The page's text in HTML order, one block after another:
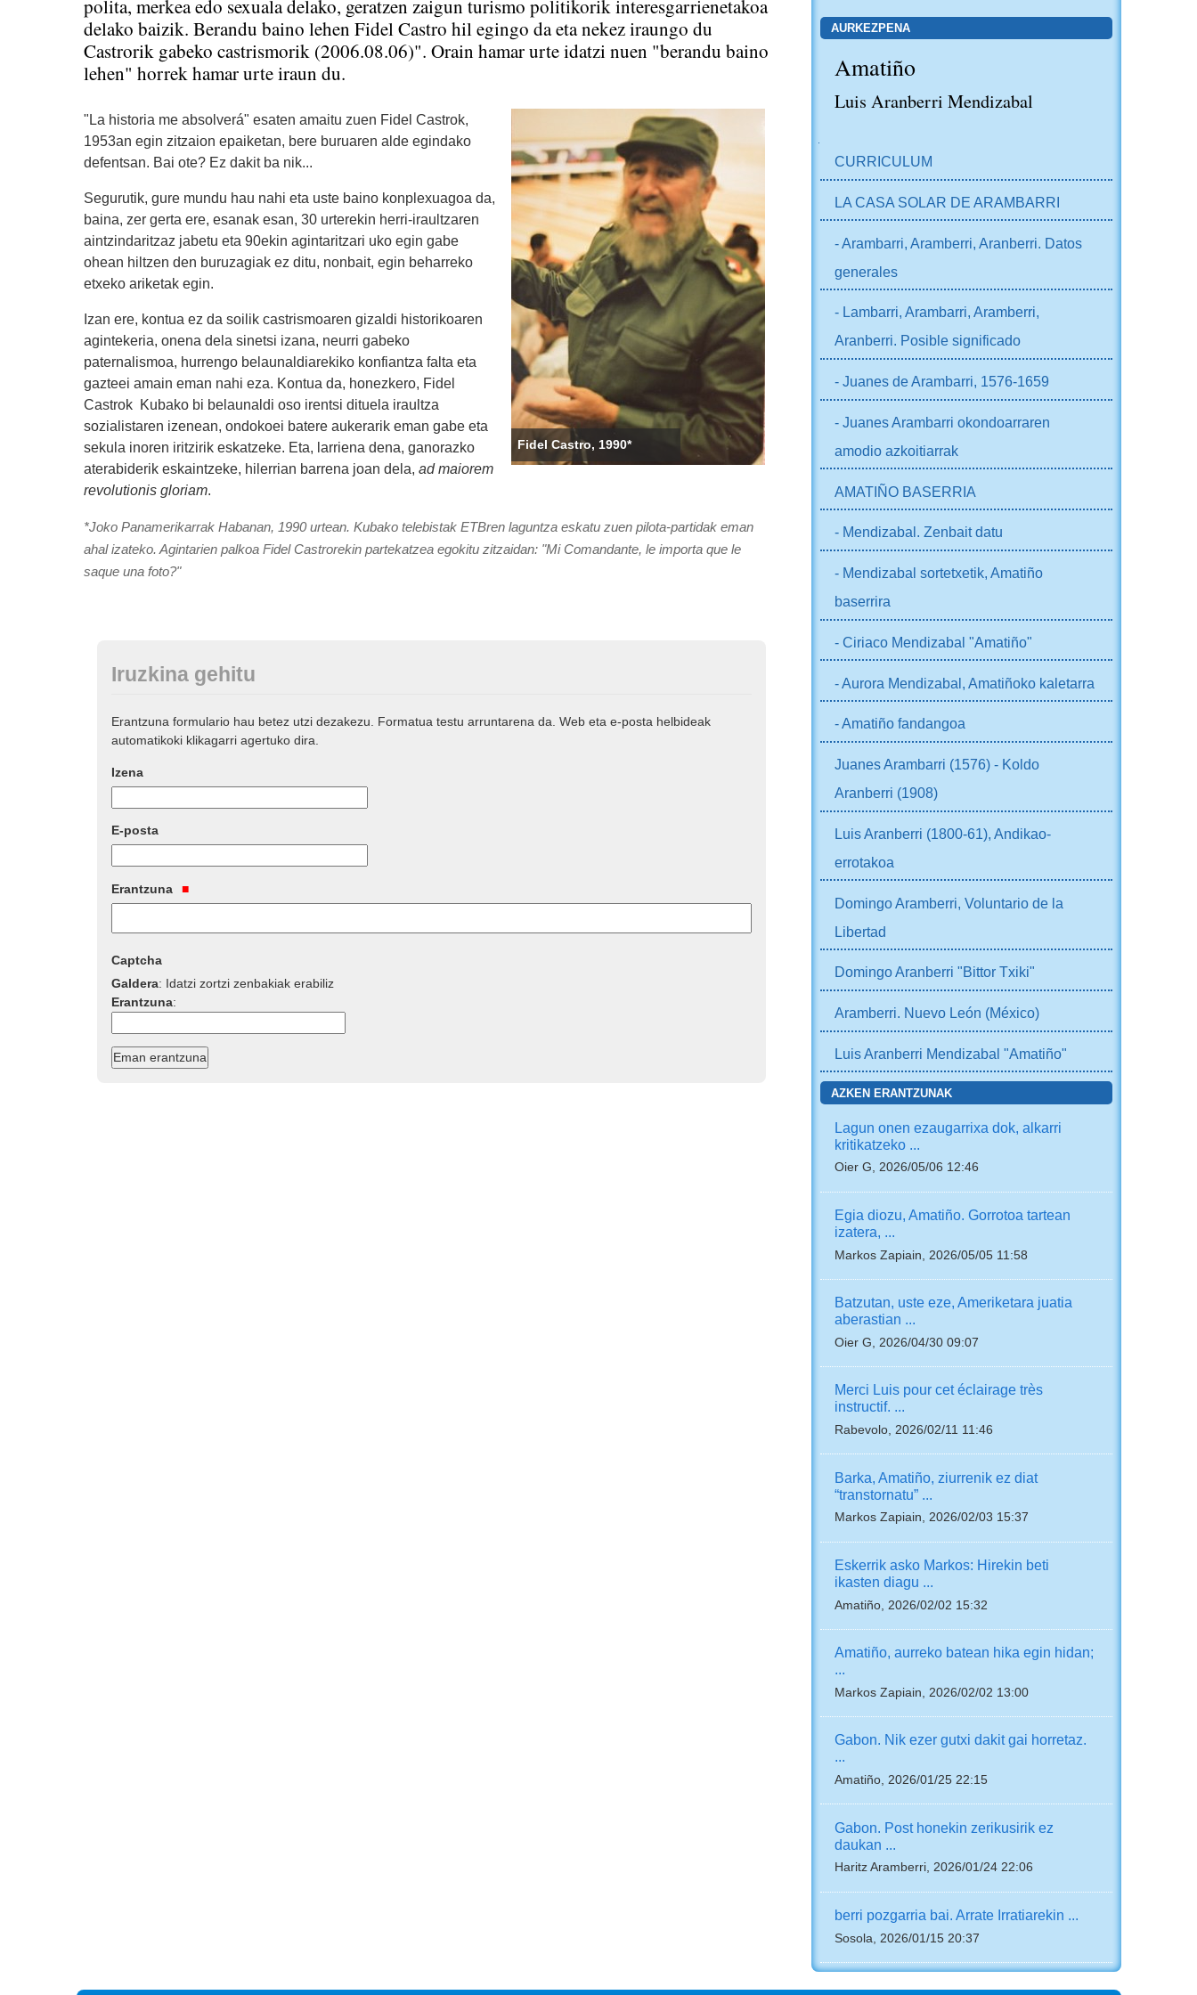
polita, merkea edo sexuala delako, geratzen zaigun turismo politikorik interesgarrienetakoa
delako baizik. Berandu baino lehen Fidel Castro hil egingo da eta nekez iraungo du
Castrorik gabeko castrismorik (2006.08.06)". Orain hamar urte idatzi nuen "berandu baino
lehen" horrek hamar urte iraun du.
Fidel Castro, 1990*
"La historia me absolverá" esaten amaitu zuen Fidel Castrok,
1953an egin zitzaion epaiketan, bere buruaren alde egindako
defentsan. Bai ote? Ez dakit ba nik...
Segurutik, gure mundu hau nahi eta uste baino konplexuagoa da,
baina, zer gerta ere, esanak esan, 30 urterekin herri-iraultzaren
aintzindaritzaz jabetu eta 90ekin agintaritzari uko egin gabe
ohean hiltzen den buruzagiak ez ditu, nonbait, egin beharreko
etxeko ariketak egin.
Izan ere, kontua ez da soilik castrismoaren gizaldi historikoaren
agintekeria, onena dela sinetsi izana, neurri gabeko
paternalismoa, hurrengo belaunaldiarekiko konfiantza falta eta
gazteei amain eman nahi eza. Kontua da, honezkero, Fidel
Castrok Kubako bi belaunaldi oso irentsi dituela iraultza
sozialistaren izenean, ondokoei batere aukerarik eman gabe eta
sekula inoren iritzirik eskatzeke. Eta, larriena dena, ganorazko
aterabiderik eskaintzeke, hilerrian barrena joan dela, ad maiorem
revolutionis gloriam.
*Joko Panamerikarrak Habanan, 1990 urtean. Kubako telebistak ETBren laguntza eskatu zuen pilota-partidak eman
ahal izateko. Agintarien palkoa Fidel Castrorekin partekatzea egokitu zitzaidan: "Mi Comandante, le importa que le
saque una foto?"
Iruzkina gehitu
Erantzuna formulario hau betez utzi dezakezu. Formatua testu arruntarena da. Web eta e-posta helbideak
automatikoki klikagarri agertuko dira.
Izena
E-posta
Erantzuna
Captcha
Galdera: Idatzi zortzi zenbakiak erabiliz
Erantzuna:
AURKEZPENA
Amatiño
Luis Aranberri Mendizabal
CURRICULUM
LA CASA SOLAR DE ARAMBARRI
- Arambarri, Aramberri, Aranberri. Datos
generales
- Lambarri, Arambarri, Aramberri,
Aranberri. Posible significado
- Juanes de Arambarri, 1576-1659
- Juanes Arambarri okondoarraren
amodio azkoitiarrak
AMATIÑO BASERRIA
- Mendizabal. Zenbait datu
- Mendizabal sortetxetik, Amatiño
baserrira
- Ciriaco Mendizabal "Amatiño"
- Aurora Mendizabal, Amatiñoko kaletarra
- Amatiño fandangoa
Juanes Arambarri (1576) - Koldo
Aranberri (1908)
Luis Aranberri (1800-61), Andikao-
errotakoa
Domingo Aramberri, Voluntario de la
Libertad
Domingo Aranberri "Bittor Txiki"
Aramberri. Nuevo León (México)
Luis Aranberri Mendizabal "Amatiño"
AZKEN ERANTZUNAK
Lagun onen ezaugarrixa dok, alkarri
kritikatzeko ...
Oier G, 2026/05/06 12:46
Egia diozu, Amatiño. Gorrotoa tartean
izatera, ...
Markos Zapiain, 2026/05/05 11:58
Batzutan, uste eze, Ameriketara juatia
aberastian ...
Oier G, 2026/04/30 09:07
Merci Luis pour cet éclairage très
instructif. ...
Rabevolo, 2026/02/11 11:46
Barka, Amatiño, ziurrenik ez diat
“transtornatu” ...
Markos Zapiain, 2026/02/03 15:37
Eskerrik asko Markos: Hirekin beti
ikasten diagu ...
Amatiño, 2026/02/02 15:32
Amatiño, aurreko batean hika egin hidan;
...
Markos Zapiain, 2026/02/02 13:00
Gabon. Nik ezer gutxi dakit gai horretaz.
...
Amatiño, 2026/01/25 22:15
Gabon. Post honekin zerikusirik ez
daukan ...
Haritz Aramberri, 2026/01/24 22:06
berri pozgarria bai. Arrate Irratiarekin ...
Sosola, 2026/01/15 20:37